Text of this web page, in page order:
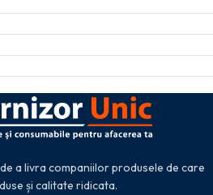
a livra companiilor produsele de care
și calitate ridicata.